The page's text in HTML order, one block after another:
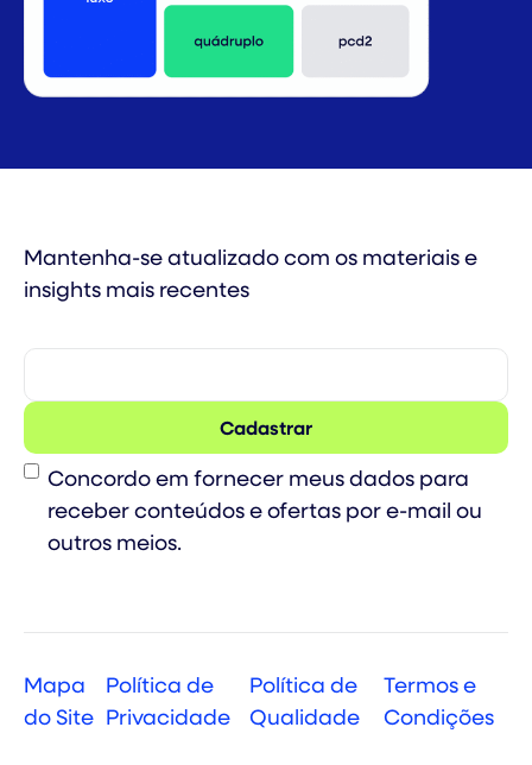
Mantenha-se atualizado com os materiais e
insights mais recentes
Consent
Concordo em fornecer meus dados para
receber conteúdos e ofertas por e-mail ou
outros meios.
Mapa
do Site
Política de
Privacidade
Política de
Qualidade
Termos e
Condições